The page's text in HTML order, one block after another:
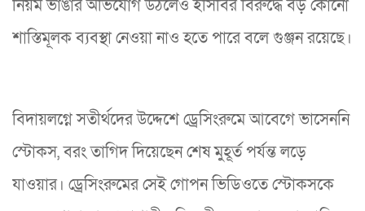
নিয়ম ভাঙার অভিযোগ উঠলেও ইসিবির বিরুদ্ধে বড় কোনো
শাস্তিমূলক ব্যবস্থা নেওয়া নাও হতে পারে বলে গুঞ্জন রয়েছে।
বিদায়লগ্নে সতীর্থদের উদ্দেশে ড্রেসিংরুমে আবেগে ভাসেননি
স্টোকস, বরং তাগিদ দিয়েছেন শেষ মুহূর্ত পর্যন্ত লড়ে
যাওয়ার। ড্রেসিংরুমের সেই গোপন ভিডিওতে স্টোকসকে